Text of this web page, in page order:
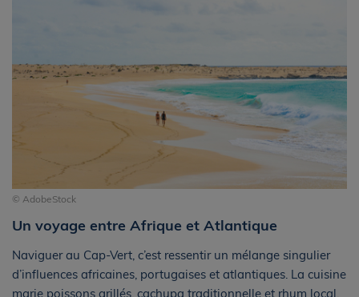
© AdobeStock
Un voyage entre Afrique et Atlantique
Naviguer au Cap-Vert, c’est ressentir un mélange singulier
d’influences africaines, portugaises et atlantiques. La cuisine
marie poissons grillés, cachupa traditionnelle et rhum local.